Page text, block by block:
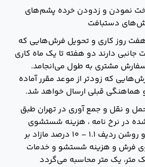
نمودن و زدودن خرده پشم‌های
دستبافت
روز كاری و تحويل فرش‌هايی كه
جانبی دارند دو هفته تا يك ماه کاری
مشتری به طول می‌انجامد.
كه زودتر از موعد مقرر آماده
و هماهنگی قبلی ارسال خواهد شد.
و نقل و جمع آوری در تهران طبق
در نرخ نامه ، هزينه شستشوی
فرش‌های كرم و روشن ردیف ۱.۱ – ۱۰ درصد مازاد بر
فرش و هزينه شستشو و خدمات
متر، يك متر محاسبه می‌گردد